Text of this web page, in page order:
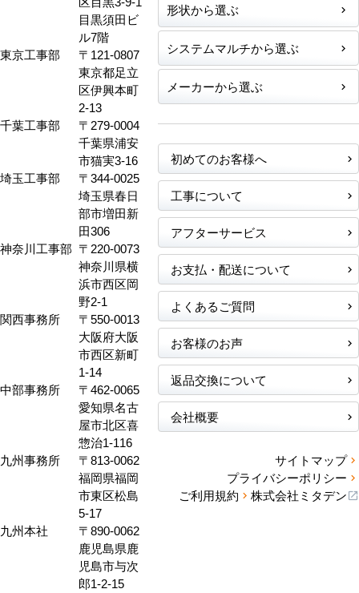
目黒須田ビ
ル7階
東京工事部
〒121-0807
東京都足立
区伊興本町
2-13
千葉工事部
〒279-0004
千葉県浦安
市猫実3-16
埼玉工事部
〒344-0025
埼玉県春日
部市増田新
田306
神奈川工事部 〒220-0073
神奈川県横
浜市西区岡
野2-1
関西事務所
〒550-0013
大阪府大阪
市西区新町
1-14
中部事務所
〒462-0065
愛知県名古
屋市北区喜
惣治1-116
九州事務所
〒813-0062
福岡県福岡
市東区松島
5-17
九州本社
〒890-0062
鹿児島県鹿
児島市与次
郎1-2-15
形状から選ぶ
システムマルチから選ぶ
メーカーから選ぶ
初めてのお客様へ
工事について
アフターサービス
お支払・配送について
よくあるご質問
お客様のお声
返品交換について
会社概要
サイトマップ
プライバシーポリシー
ご利用規約
株式会社ミタデン